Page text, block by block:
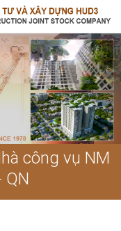
công vụ NM
QN